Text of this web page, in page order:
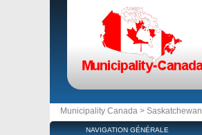
Municipality Canada > Saskatchewan
NAVIGATION GÉNÉRALE